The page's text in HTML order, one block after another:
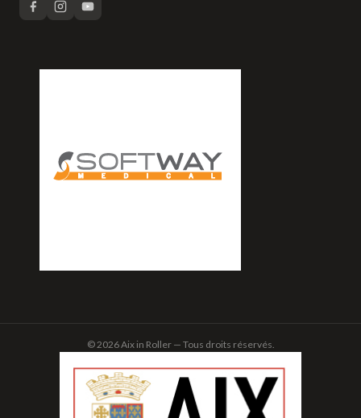
© 2026 Aix in Roller — Tous droits réservés.